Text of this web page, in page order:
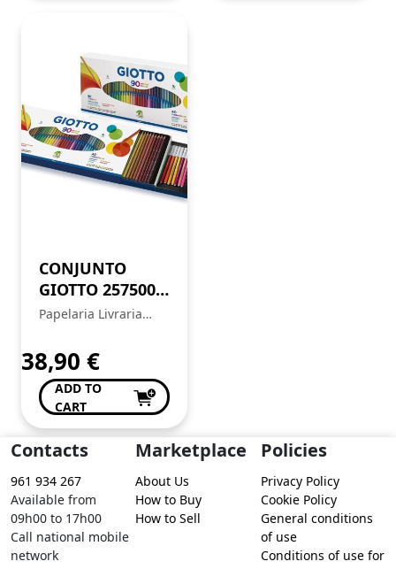
CONJUNTO
GIOTTO 257500
CX C/90 INTENSE
Papelaria Livraria
38,90 €
ADD TO
CART
Contacts
961 934 267
Available from
09h00 to 17h00
Call national mobile
network
Marketplace
About Us
How to Buy
How to Sell
Policies
Privacy Policy
Cookie Policy
General conditions
of use
Conditions of use for